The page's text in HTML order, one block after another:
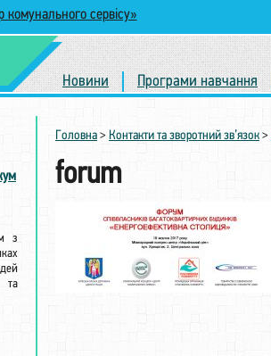
комунального сервісу»
Новини Програми навчання
з
та
Головна > Контакти та зворотний зв’язок >
forum